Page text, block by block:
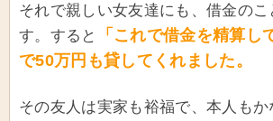
それで親しい女友達にも、借金の
す。すると
「これで借金を精算し
で50万円も貸してくれました。
その友人は実家も裕福で、本人もか